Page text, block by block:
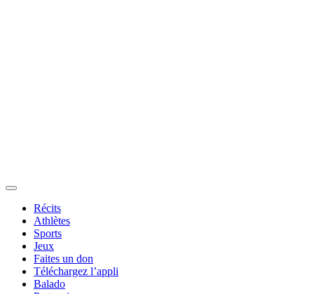
Récits
Athlètes
Sports
Jeux
Faites un don
Téléchargez l’appli
Balado